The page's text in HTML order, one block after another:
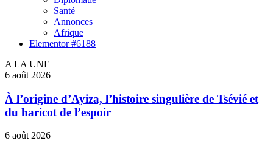
Santé
Annonces
Afrique
Elementor #6188
A LA UNE
6 août 2026
À l’origine d’Ayiza, l’histoire singulière de Tsévié et
du haricot de l’espoir
6 août 2026